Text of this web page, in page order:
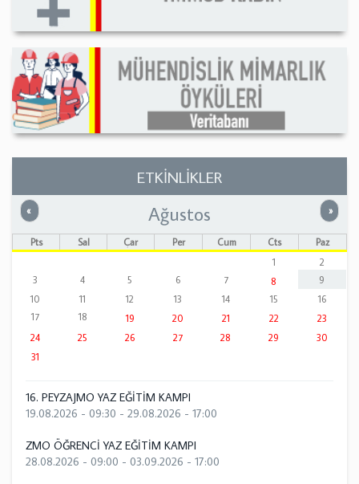
ETKİNLİKLER
« Önceki »
Ağustos
Pts Sal Çar Per Cum Cts
Paz
1
2
3
4 5 6 7 8
9
10
11 12 13 14 15
16
17
18 19 20 21 22
23
24
25 26 27 28 29
30
31
16. PEYZAJMO YAZ EĞİTİM KAMPI
19.08.2026 - 09:30 - 29.08.2026 - 17:00
ZMO ÖĞRENCİ YAZ EĞİTİM KAMPI
28.08.2026 - 09:00 - 03.09.2026 - 17:00